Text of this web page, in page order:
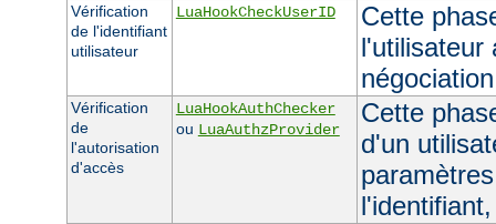
Vérification
de l'identifiant
utilisateur
LuaHookCheckUserID
Cette
l'utilisateur
Vérification
de
l'autorisation
d'accès
LuaHookAuthChecker
ou LuaAuthzProvider
Cette
d'un